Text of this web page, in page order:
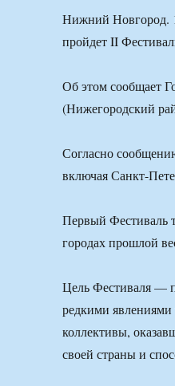
Нижний Новгород.
пройдет II
Об этом сообщает
(Нижегородский
Согласно
включая Санкт-
Первый Фестиваль
городах прошлой
Цель Фестиваля —
редкими
коллективы,
своей страны и